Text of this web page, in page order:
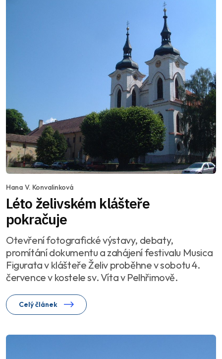
Hana V. Konvalinková
Léto želivském klášteře
pokračuje
Otevření fotografické výstavy, debaty,
promítání dokumentu a zahájení festivalu Musica
Figurata v klášteře Želiv proběhne v sobotu 4.
července v kostele sv. Víta v Pelhřimově.
Celý článek